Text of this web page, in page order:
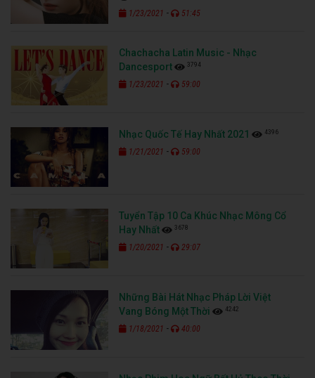
1/23/2021 - 51:45
Chachacha Latin Music - Nhạc
Dancesport
3794
1/23/2021 - 59:00
Nhạc Quốc Tế Hay Nhất 2021 4396
1/21/2021 - 59:00
Tuyển Tập 10 Ca Khúc Nhạc Mông Cổ
Hay Nhất
3678
1/20/2021 - 29:07
Những Bài Hát Nhạc Pháp Lời Việt
Vang Bóng Một Thời
4242
1/18/2021 - 40:00